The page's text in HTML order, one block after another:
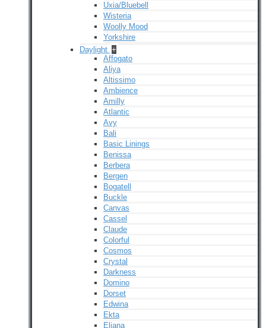
Uxia/Bluebell
Wisteria
Woolly Mood
Yorkshire
Daylight +
Affogato
Aliya
Altissimo
Ambience
Amilly
Atlantic
Avy
Bali
Basic Linings
Benissa
Berbera
Bergen
Bogatell
Buckle
Canvas
Cassel
Claude
Colorful
Cosmos
Crystal
Darkness
Domino
Dorset
Edwina
Ekta
Eliana